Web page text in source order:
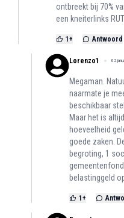
ontbreekt bij 70%
een kneiterlinks
1 + Antwoord
Lorenzo1 02
Megaman.
naarmate je
beschikbaar
Maar het is
hoeveelheid
goede zaken.
begroting, 1
belastinggeld
1 +